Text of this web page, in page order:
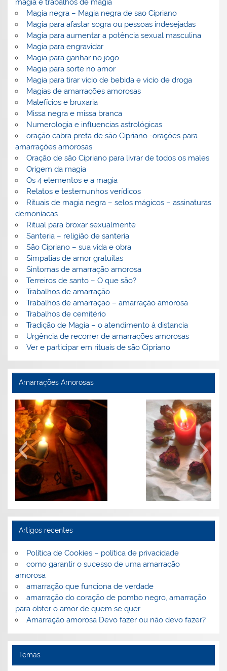
magia e trabalhos de magia
Magia negra – Magia negra de sao Cipriano
Magia para afastar sogra ou pessoas indesejadas
Magia para aumentar a potência sexual masculina
Magia para engravidar
Magia para ganhar no jogo
Magia para sorte no amor
Magia para tirar vicio de bebida e vicio de droga
Magias de amarrações amorosas
Malefícios e bruxaria
Missa negra e missa branca
Numerologia e influencias astrológicas
oração cabra preta de são Cipriano -orações para
amarrações amorosas
Oração de são Cipriano para livrar de todos os males
Origem da magia
Os 4 elementos e a magia
Relatos e testemunhos verídicos
Rituais de magia negra – selos mágicos – assinaturas
demoníacas
Ritual para broxar sexualmente
Santeria – religião de santeria
São Cipriano – sua vida e obra
Simpatias de amor gratuitas
Sintomas de amarração amorosa
Terreiros de santo – O que são?
Trabalhos de amarração
Trabalhos de amarraçao – amarração amorosa
Trabalhos de cemitério
Tradição de Magia – o atendimento á distancia
Urgência de recorrer de amarrações amorosas
Ver e participar em rituais de são Cipriano
Amarrações Amorosas
Artigos recentes
Política de Cookies – política de privacidade
como garantir o sucesso de uma amarração
amorosa
amarração que funciona de verdade
amarração do coração de pombo negro, amarração
para obter o amor de quem se quer
Amarração amorosa Devo fazer ou não devo fazer?
Temas